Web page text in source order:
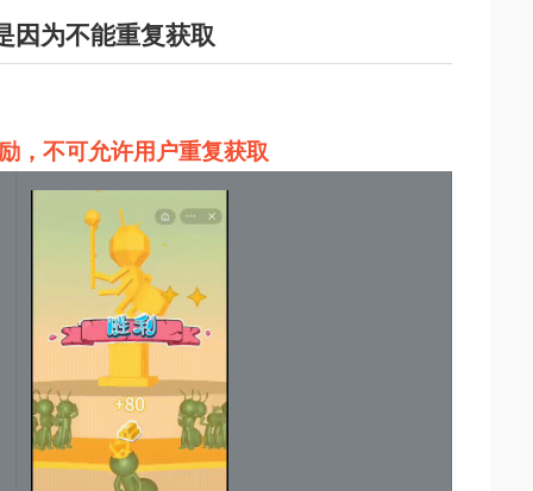
因为不能重复获取
，不可允许用户重复获取